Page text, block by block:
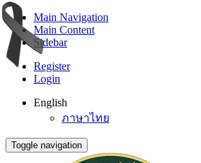
Main Navigation
Main Content
Sidebar
Register
Login
English
ภาษาไทย
Toggle navigation